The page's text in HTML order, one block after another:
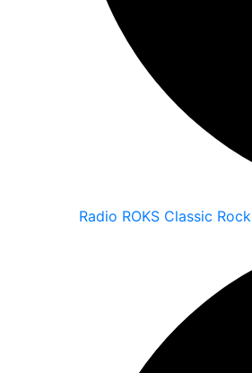
Radio ROKS Classic Rock